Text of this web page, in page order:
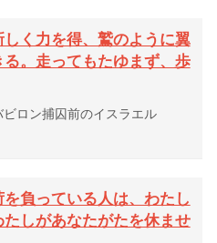
しく力を得、鷲のように翼
。走ってもたゆまず、歩
ロン捕囚前のイスラエル
負っている人は、わたし
しがあなたがたを休ませ